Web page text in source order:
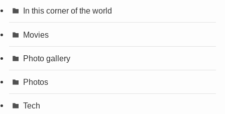
In this corner of the world
Movies
Photo gallery
Photos
Tech